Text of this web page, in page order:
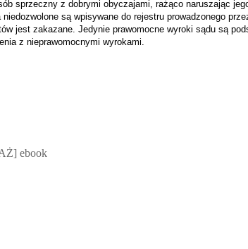
sprzeczny z dobrymi obyczajami, rażąco naruszając
są wpisywane do rejestru prowadzonego
jest zakazane. Jedynie prawomocne wyroki sądu są
z nieprawomocnymi wyrokami.
ebook